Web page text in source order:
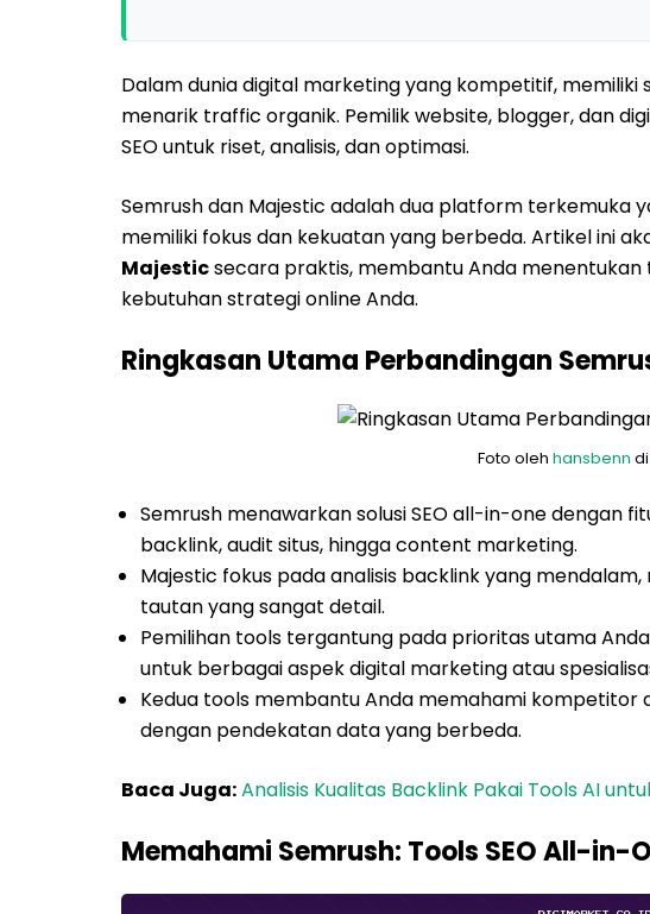
Dalam dunia digital marketing yang kompetitif, memiliki
menarik traffic organik. Pemilik website, blogger, dan
SEO untuk riset, analisis, dan optimasi.
Semrush dan Majestic adalah dua platform terkemuka
memiliki fokus dan kekuatan yang berbeda. Artikel ini
Majesticsecara praktis, membantu Anda menentukan
kebutuhan strategi online Anda.
Ringkasan Utama Perbandingan
Foto oleh hansbenn di
Semrush menawarkan solusi SEO all-in-one dengan
backlink, audit situs, hingga content marketing.
Majestic fokus pada analisis backlink yang
tautan yang sangat detail.
Pemilihan tools tergantung pada prioritas utama
untuk berbagai aspek digital marketing atau
Kedua tools membantu Anda memahami kompetitor
dengan pendekatan data yang berbeda.
Baca Juga:Analisis Kualitas Backlink Pakai Tools AI
Memahami Semrush: Tools SEO All-in-